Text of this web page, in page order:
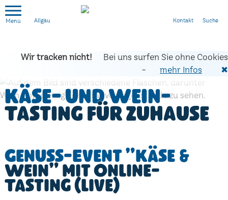
Allgäu
Wir tracken nicht!
Bei uns surfen Sie ohne Cookies
-
mehr Infos ✖
Käse- und Wein-
Tasting für zuhause
Genuss-Event "Käse &
Wein" mit Online-
Tasting (live)